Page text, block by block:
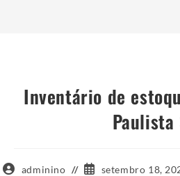
Inventário de
Paulista
Autoradminino
Postsetembro 18,